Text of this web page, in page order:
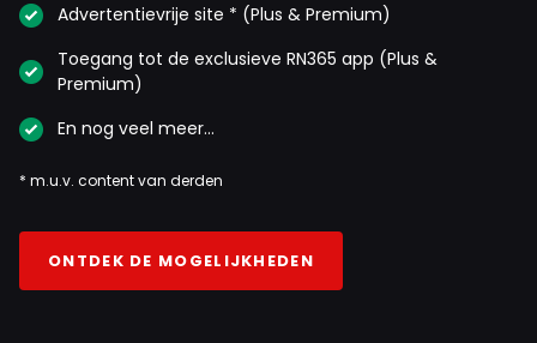
Advertentievrije site * (Plus & Premium)
Toegang tot de exclusieve RN365 app (Plus &
Premium)
En nog veel meer…
* m.u.v. content van derden
ONTDEK DE MOGELIJKHEDEN